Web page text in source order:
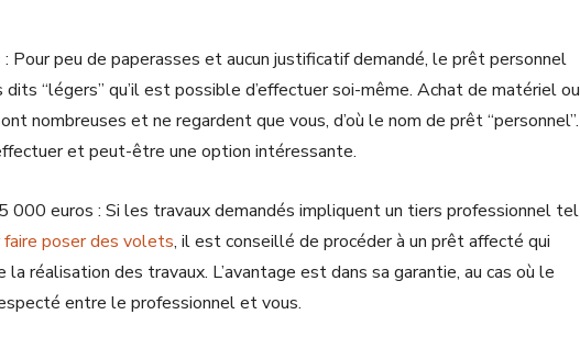
Pour peu de paperasses et aucun justificatif demandé, le prêt personnel
“légers” qu’il est possible d’effectuer soi-même. Achat de matériel ou
nombreuses et ne regardent que vous, d’où le nom de prêt “personnel”.
et peut-être une option intéressante.
euros : Si les travaux demandés impliquent un tiers professionnel tel
faire poser des volets, il est conseillé de procéder à un prêt affecté qui
réalisation des travaux. L’avantage est dans sa garantie, au cas où le
entre le professionnel et vous.